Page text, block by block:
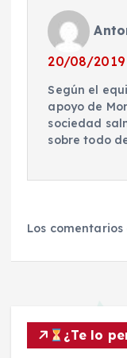
20/08/2019
Según el
apoyo de
sociedad
sobre todo
Los
¿Te lo